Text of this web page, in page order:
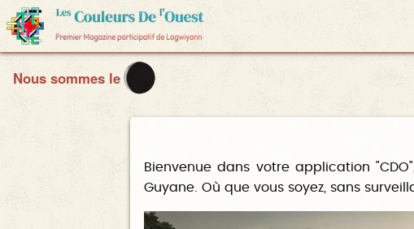
Nous sommes le
Bienvenue dans votre application
Guyane. Où que vous soyez, sans